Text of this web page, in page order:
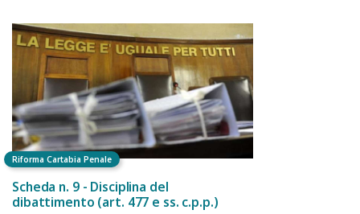
Riforma Cartabia Penale
Scheda n. 9 - Disciplina del
dibattimento (art. 477 e ss. c.p.p.)